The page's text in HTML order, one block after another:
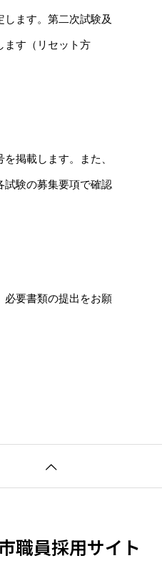
ます。第二次試験及
ます（リセット方
掲載します。また、
試験の募集要項で確認
必要書類の提出をお願
職員採用サイト